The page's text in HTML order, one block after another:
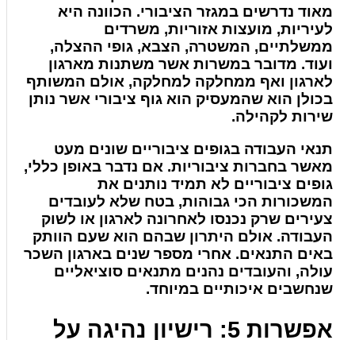
מאוד נדרשים במגזר הציבורי. הכוונה היא
לעיריות, מועצות אזוריות, משרדים
ממשלתיים, המשטרה, הצבא, גופי ההצלה,
ועוד. מדובר במשרות אשר משתנות מארגון
לארגון ואף ממחלקה למחלקה, אולם המשותף
בכולן הוא שהמעסיק הוא גוף ציבורי אשר נותן
שירות לקהילה.
תנאי העבודה בגופים ציבוריים שונים מעט
מאשר בחברות ציבוריות. אם נדבר באופן כללי,
גופים ציבוריים לא תמיד נותנים את
המשכורות הכי גבוהות, בטח שלא לעובדים
צעירים שרק נכנסו לאחרונה לארגון או לשוק
העבודה. אולם היתרון שבהם הוא שעם הוותק
באים התנאים. אחרי מספר שנים בארגון השכר
עולה, והעובדים נהנים מתנאים סוציאליים
שנחשבים איכותיים במיוחד.
אפשרות 5: רישיון נהיגה על